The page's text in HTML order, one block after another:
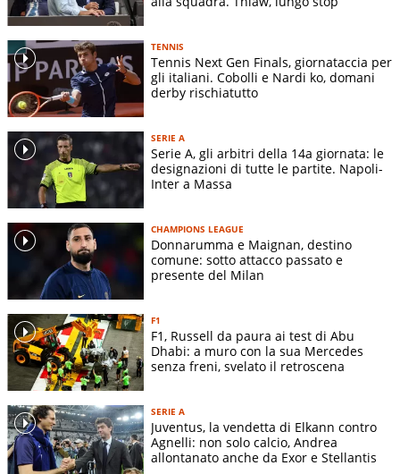
TENNIS
Tennis Next Gen Finals, giornataccia per
gli italiani. Cobolli e Nardi ko, domani
derby rischiatutto
SERIE A
Serie A, gli arbitri della 14a giornata: le
designazioni di tutte le partite. Napoli-
Inter a Massa
CHAMPIONS LEAGUE
Donnarumma e Maignan, destino
comune: sotto attacco passato e
presente del Milan
F1
F1, Russell da paura ai test di Abu
Dhabi: a muro con la sua Mercedes
senza freni, svelato il retroscena
SERIE A
Juventus, la vendetta di Elkann contro
Agnelli: non solo calcio, Andrea
allontanato anche da Exor e Stellantis